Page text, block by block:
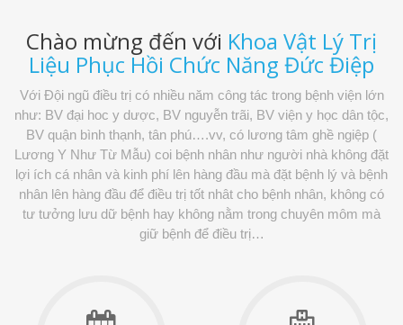
Chào mừng đến với Khoa Vật Lý Trị
Liệu Phục Hồi Chức Năng Đức Điệp
Với Đội ngũ điều trị có nhiều năm công tác trong bệnh viện lớn
như: BV đại hoc y dược, BV nguyễn trãi, BV viện y học dân tộc,
BV quận bình thạnh, tân phú….vv, có lương tâm ghề ngiệp (
Lương Y Như Từ Mẫu) coi bệnh nhân như người nhà không đặt
lợi ích cá nhân và kinh phí lên hàng đầu mà đặt bệnh lý và bệnh
nhân lên hàng đầu để điều trị tốt nhât cho bệnh nhân, không có
tư tưởng lưu dữ bệnh hay không nằm trong chuyên môm mà
giữ bệnh để điều trị…